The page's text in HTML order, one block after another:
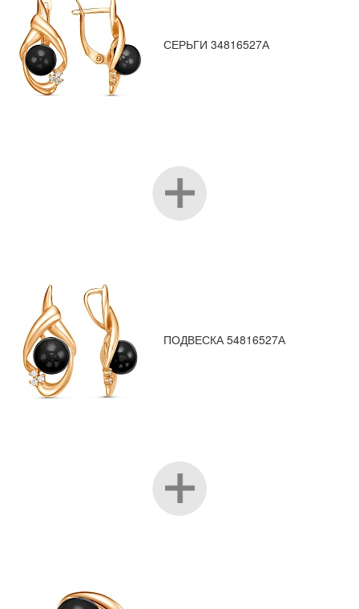
СЕРЬГИ 34816527А
ПОДВЕСКА 54816527А